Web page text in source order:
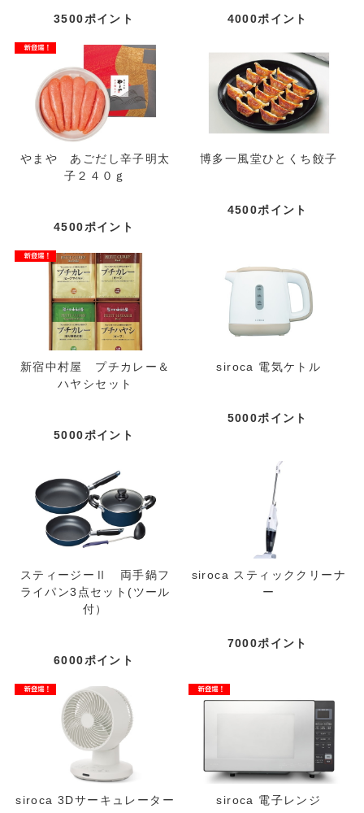
3500ポイント 4000ポイント
やまや あごだし辛子明太
子２４０ｇ
4500ポイント
博多一風堂ひとくち餃子
4500ポイント
新宿中村屋 プチカレー＆
ハヤシセット
5000ポイント
siroca 電気ケトル
5000ポイント
スティージーⅡ 両手鍋フ
ライパン3点セット(ツール
付）
6000ポイント
siroca スティッククリーナ
ー
7000ポイント
siroca 3Dサーキュレーター siroca 電子レンジ